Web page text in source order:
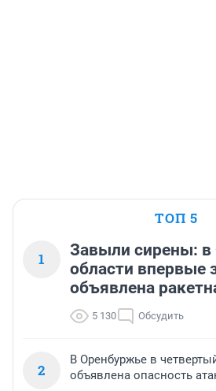
ТОП 5
1
Завыли сирены: в
области впервые
объявлена
5 130 Обсудить
2
В Оренбуржье в
объявлена опасность